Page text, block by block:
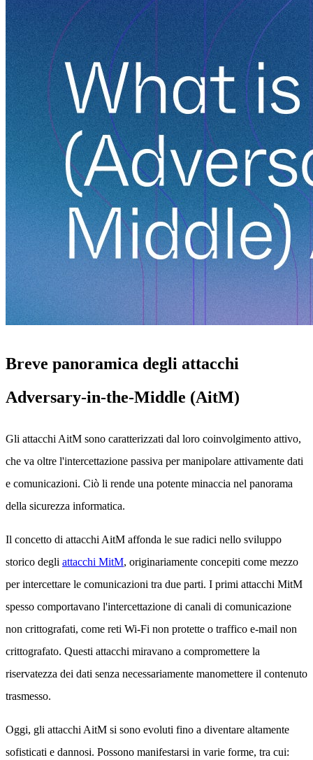
Breve panoramica degli attacchi
Adversary-in-the-Middle (AitM)
Gli attacchi AitM sono caratterizzati dal loro coinvolgimento attivo,
che va oltre l'intercettazione passiva per manipolare attivamente dati
e comunicazioni. Ciò li rende una potente minaccia nel panorama
della sicurezza informatica.
Il concetto di attacchi AitM affonda le sue radici nello sviluppo
storico degli attacchi MitM, originariamente concepiti come mezzo
per intercettare le comunicazioni tra due parti. I primi attacchi MitM
spesso comportavano l'intercettazione di canali di comunicazione
non crittografati, come reti Wi-Fi non protette o traffico e-mail non
crittografato. Questi attacchi miravano a compromettere la
riservatezza dei dati senza necessariamente manomettere il contenuto
trasmesso.
Oggi, gli attacchi AitM si sono evoluti fino a diventare altamente
sofisticati e dannosi. Possono manifestarsi in varie forme, tra cui: